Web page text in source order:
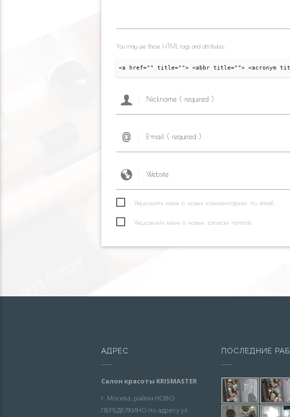
You may use these HTML tags and attributes:
<a href="" title=""> <abbr title=""> <acronym
Уведомить меня о новых комментариях по email.
Уведомлять меня о новых записях почтой.
АДРЕС
Салон красоты KRISMASTER
г. Москва, район НОВО-
ПЕРЕДЕЛКИНО по адресу ул.
ПОСЛЕДНИЕ